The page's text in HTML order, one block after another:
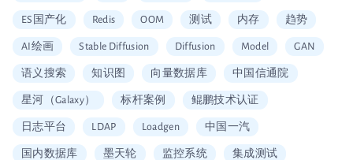
ES国产化 Redis OOM 测试 内存 趋势
AI绘画 Stable Diffusion Diffusion Model GAN
语义搜索 知识图 向量数据库 中国信通院
星河（Galaxy） 标杆案例 鲲鹏技术认证
日志平台 LDAP Loadgen 中国一汽
国内数据库 墨天轮 监控系统 集成测试